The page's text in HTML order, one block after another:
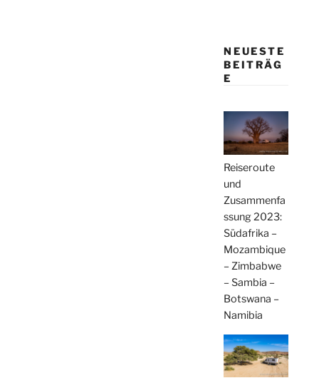
NEUESTE
BEITRÄG
E
Reiseroute
und
Zusammenfa
ssung 2023:
Südafrika –
Mozambique
– Zimbabwe
– Sambia –
Botswana –
Namibia